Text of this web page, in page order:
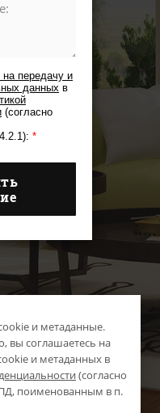
на передачу и
данных в
(согласно
*
и метаданные.
вы соглашаетесь на
и метаданных в
(согласно
поименованным в п.